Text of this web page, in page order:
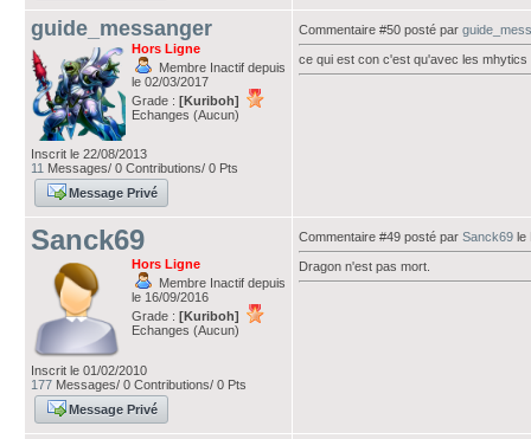
guide_messanger
Hors Ligne
Membre Inactif depuis
le 02/03/2017
Grade : [Kuriboh]
Echanges (Aucun)
Inscrit le 22/08/2013
11 Messages/ 0 Contributions/ 0 Pts
Message Privé
Commentaire #50 posté par
ce qui est con c'est qu'avec les
Sanck69
Hors Ligne
Membre Inactif depuis
le 16/09/2016
Grade : [Kuriboh]
Echanges (Aucun)
Inscrit le 01/02/2010
177 Messages/ 0 Contributions/ 0 Pts
Message Privé
Commentaire #49 posté par Sanck69 le
Dragon n'est pas mort.